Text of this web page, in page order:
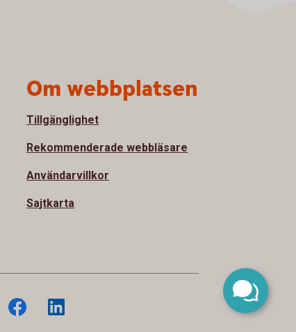
Om webbplatsen
Tillgänglighet
Rekommenderade webbläsare
Användarvillkor
Sajtkarta